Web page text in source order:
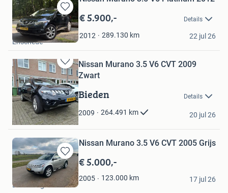
Bewaren
in
Mijn
Favorieten
€ 5.900,- Details
2012 289.130 km
Marloes
Enschede
22 jul 26
Bewaren
in
Mijn
Favorieten
Nissan Murano 3.5 V6 CVT 2009
Zwart
Bieden Details
2009 264.491 km
peter
Rotterdam
20 jul 26
Bewaren
in
Mijn
Favorieten
Nissan Murano 3.5 V6 CVT 2005 Grijs
€ 5.000,-
2005 123.000 km
andre
Bleskensgraaf ca
17 jul 26